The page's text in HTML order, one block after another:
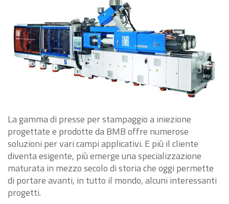
La gamma di presse per stampaggio a iniezione
progettate e prodotte da BMB offre numerose
soluzioni per vari campi applicativi. E più il cliente
diventa esigente, più emerge una specializzazione
maturata in mezzo secolo di storia che oggi permette
di portare avanti, in tutto il mondo, alcuni interessanti
progetti.